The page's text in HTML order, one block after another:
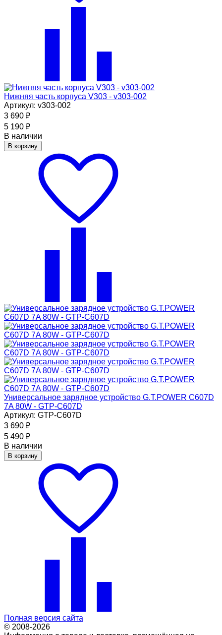
Нижняя часть корпуса V303 - v303-002
Артикул: v303-002
3 690 ₽
5 190 ₽
В наличии
В корзину
Универсальное зарядное устройство G.T.POWER C607D
7A 80W - GTP-C607D
Артикул: GTP-C607D
3 690 ₽
5 490 ₽
В наличии
В корзину
Полная версия сайта
© 2008-2026